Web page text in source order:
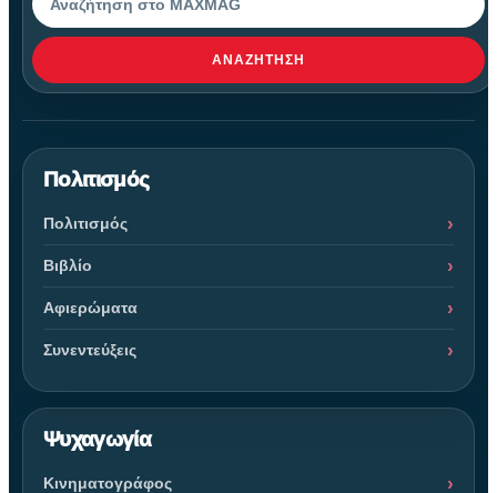
ΑΝΑΖΉΤΗΣΗ
Πολιτισμός
Πολιτισμός
Βιβλίο
Αφιερώματα
Συνεντεύξεις
Ψυχαγωγία
Κινηματογράφος